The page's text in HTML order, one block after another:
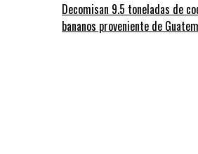
Decomisan 9.5 toneladas de
bananos proveniente de